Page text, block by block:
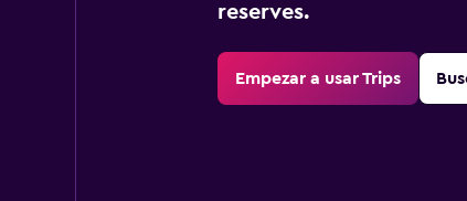
reserves.
Empezar a usar Trips